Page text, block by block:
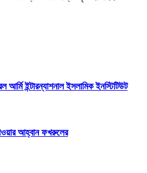
ইন্টারন্যাশনাল ইসলামিক ইনস্টিটিউট
আহ্বান ফখরুলের